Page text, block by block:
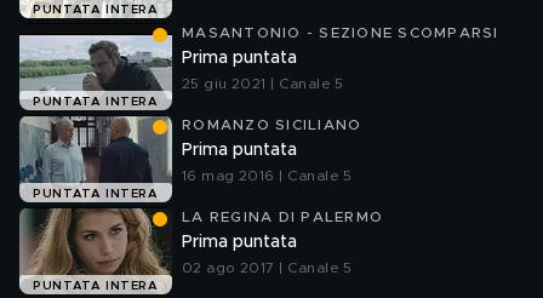
PUNTATA INTERA
PUNTATA INTERA
MASANTONIO - SEZIONE SCOMPARSI
Prima puntata
25 giu 2021 | Canale 5
PUNTATA INTERA
ROMANZO SICILIANO
Prima puntata
16 mag 2016 | Canale 5
PUNTATA INTERA
LA REGINA DI PALERMO
Prima puntata
02 ago 2017 | Canale 5